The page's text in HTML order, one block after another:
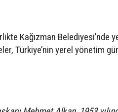
Kağızman Belediyesi’nde
Türkiye’nin yerel yönetim